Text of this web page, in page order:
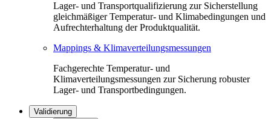
Lager- und Transportqualifizierung zur Sicherstellung
gleichmäßiger Temperatur- und Klimabedingungen und
Aufrechterhaltung der Produktqualität.
Mappings & Klimaverteilungsmessungen
Fachgerechte Temperatur- und
Klimaverteilungsmessungen zur Sicherung robuster
Lager- und Transportbedingungen.
Validierung